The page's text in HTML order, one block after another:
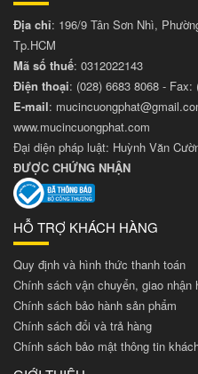
Địa chỉ: 196/9 Tân Sơn Nhì,
Tp.HCM
Mã số thuế: 0312022143
Điện thoại: (028) 6683 8068 - Fax:
E-mail:
www.mucincuongphat.com
Đại diện pháp luật: Huỳnh Văn
ĐƯỢC CHỨNG NHẬN
HỖ TRỢ KHÁCH HÀNG
Quy định và hình thức thanh toán
Chính sách vận chuyển, giao nhận
Chính sách bảo hành sản phẩm
Chính sách đổi và trả hàng
Chính sách bảo mật thông tin